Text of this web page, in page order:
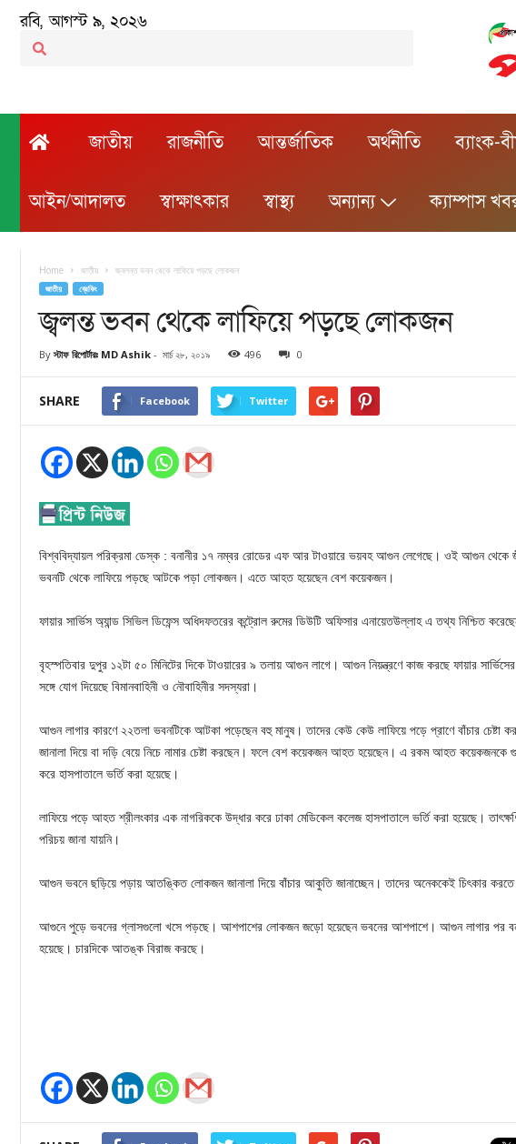
রবি, আগস্ট ৯, ২০২৬
জাতীয় রাজনীতি আন্তর্জাতিক অর্থনীতি ব্যাংক-
আইন/আদালত স্বাক্ষাৎকার স্বাস্থ্য অন্যান্য ক্যাম্পাস
Home জাতীয় জ্বলন্ত ভবন থেকে লাফিয়ে পড়ছে লোকজন
জাতীয় ব্রেকিং
জ্বলন্ত ভবন থেকে লাফিয়ে পড়ছে লোকজন
By স্টাফ রিপোর্টারঃ MD Ashik - মার্চ ২৮, ২০১৯ 496 0
SHARE Facebook Twitter
বিশ্ববিদ্যায়ল পরিক্রমা ডেস্ক : বনানীর ১৭ নম্বর রোডের এফ আর টাওয়ারে ভয়বহ আগুন লেগেছে। ওই আগুন থেকে
ভবনটি থেকে লাফিয়ে পড়ছে আটকে পড়া লোকজন। এতে আহত হয়েছেন বেশ কয়েকজন।
ফায়ার সার্ভিস অ্যান্ড সিভিল ডিফেন্স অধিদফতরের কন্ট্রোল রুমের ডিউটি অফিসার এনায়েতউল্লাহ এ তথ্য নিশ্চিত
বৃহস্পতিবার দুপুর ১২টা ৫০ মিনিটের দিকে টাওয়ারের ৯ তলায় আগুন লাগে। আগুন নিয়ন্ত্রণে কাজ করছে ফায়ার
সঙ্গে যোগ দিয়েছে বিমানবাহিনী ও নৌবাহিনীর সদস্যরা।
আগুন লাগার কারণে ২২তলা ভবনটিকে আটকা পড়েছেন বহু মানুষ। তাদের কেউ কেউ লাফিয়ে পড়ে প্রাণে বাঁচার চেষ্টা
জানালা দিয়ে বা দড়ি বেয়ে নিচে নামার চেষ্টা করছেন। ফলে বেশ কয়েকজন আহত হয়েছেন। এ রকম আহত
করে হাসপাতালে ভর্তি করা হয়েছে।
লাফিয়ে পড়ে আহত শ্রীলংকার এক নাগরিককে উদ্ধার করে ঢাকা মেডিকেল কলেজ হাসপাতালে ভর্তি করা হয়েছে।
পরিচয় জানা যায়নি।
আগুন ভবনে ছড়িয়ে পড়ায় আতঙ্কিত লোকজন জানালা দিয়ে বাঁচার আকুতি জানাচ্ছেন। তাদের অনেককেই চিৎকার করতে
আগুনে পুড়ে ভবনের গ্লাসগুলো খসে পড়ছে। আশপাশের লোকজন জড়ো হয়েছেন ভবনের আশপাশে। আগুন লাগার পর
হয়েছে। চারদিকে আতঙ্ক বিরাজ করছে।